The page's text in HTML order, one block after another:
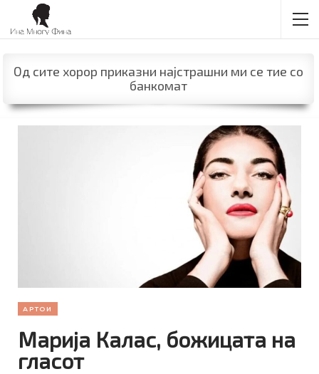
Од сите хорор приказни најстрашни ми се тие со
банкомат
АРТОИ
Марија Калас, божицата на
гласот